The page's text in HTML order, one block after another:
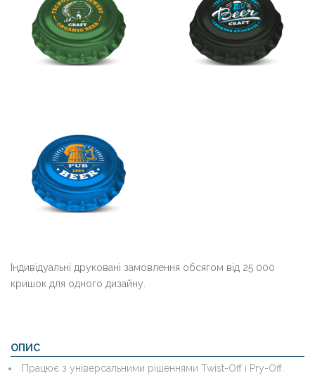
Індивідуальні друковані замовлення обсягом від 25 000
кришок для одного дизайну.
ОПИС
Працює з універсальними рішеннями Twist-Off і Pry-Off.